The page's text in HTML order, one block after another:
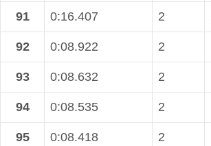
91 0:16.407 2
92 0:08.922 2
93 0:08.632 2
94 0:08.535 2
95 0:08.418 2